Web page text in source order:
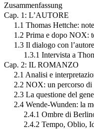
Zusammenfassung
Cap. 1: L’AUTORE
1.1 Thomas Hettche:
1.2 Prima e dopo NOX:
1.3 Il dialogo con
1.3.1 Intervista a
Cap. 2: IL ROMANZO
2.1 Analisi e
2.2 NOX: un percorso di
2.3 La questione del
2.4 Wende-Wunden: la
2.4.1 Ombre di
2.4.2 Tempo, Oblio,